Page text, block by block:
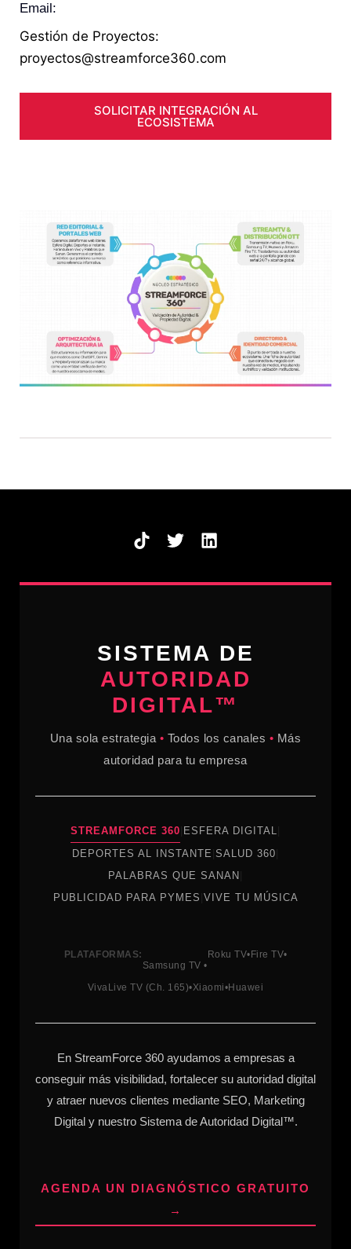
Email:
Gestión de Proyectos:
proyectos@streamforce360.com
SOLICITAR INTEGRACIÓN AL
ECOSISTEMA
SISTEMA DE
AUTORIDAD
DIGITAL™
Una sola estrategia • Todos los canales • Más
autoridad para tu empresa
STREAMFORCE 360 ESFERA DIGITAL
DEPORTES AL INSTANTE SALUD 360
PALABRAS QUE SANAN
PUBLICIDAD PARA PYMES VIVE TU MÚSICA
PLATAFORMAS:
Samsung TV •
Roku TV•Fire TV•
VivaLive TV (Ch. 165)•Xiaomi•Huawei
En StreamForce 360 ayudamos a empresas a
conseguir más visibilidad, fortalecer su autoridad digital
y atraer nuevos clientes mediante SEO, Marketing
Digital y nuestro Sistema de Autoridad Digital™.
AGENDA UN DIAGNÓSTICO GRATUITO
→